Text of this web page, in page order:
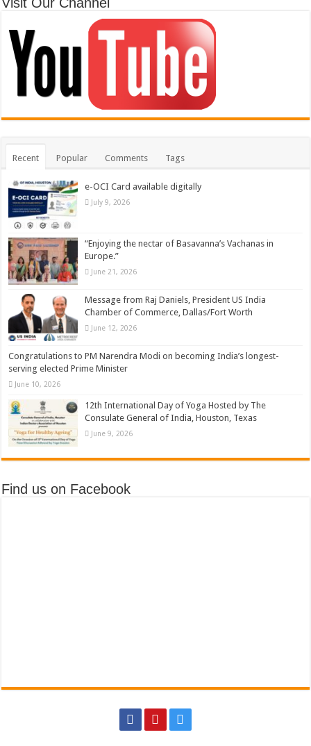
Recent Popular Comments Tags
e-OCI Card available digitally
July 9, 2026
“Enjoying the nectar of Basavanna’s Vachanas in
Europe.”
June 21, 2026
Message from Raj Daniels, President US India
Chamber of Commerce, Dallas/Fort Worth
June 12, 2026
Congratulations to PM Narendra Modi on becoming India’s longest-
serving elected Prime Minister
June 10, 2026
12th International Day of Yoga Hosted by The
Consulate General of India, Houston, Texas
June 9, 2026
Find us on Facebook